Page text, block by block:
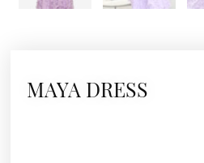
MAYA DRESS